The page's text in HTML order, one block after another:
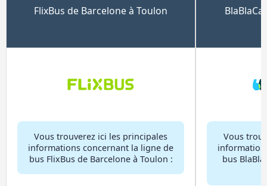
FlixBus de Barcelone à Toulon
Vous trouverez ici les principales
informations concernant la ligne de
bus FlixBus de Barcelone à Toulon :
Vous
bus